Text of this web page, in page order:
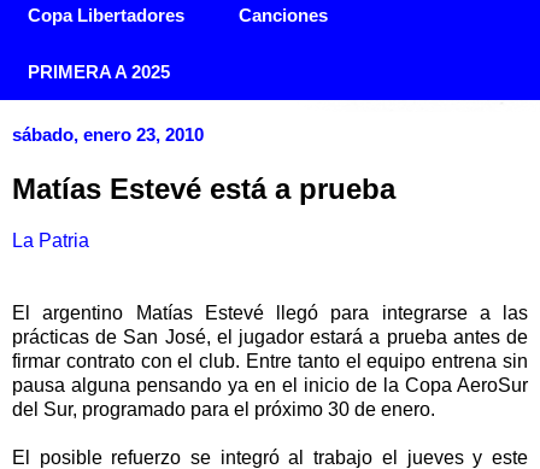
Copa Libertadores Canciones
PRIMERA A 2025
sábado, enero 23, 2010
Matías Estevé está a prueba
La Patria
El argentino Matías Estevé llegó para integrarse a las
prácticas de San José, el jugador estará a prueba antes de
firmar contrato con el club. Entre tanto el equipo entrena sin
pausa alguna pensando ya en el inicio de la Copa AeroSur
del Sur, programado para el próximo 30 de enero.
El posible refuerzo se integró al trabajo el jueves y este